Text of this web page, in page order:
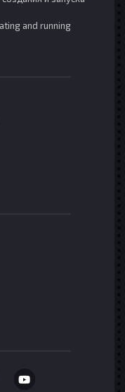
and running